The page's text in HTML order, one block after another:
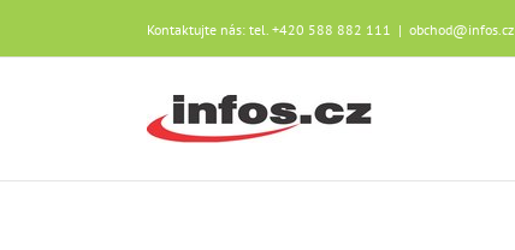
obsah
Kontaktujte nás: tel. +420 588 882 111 | obchod@infos.cz